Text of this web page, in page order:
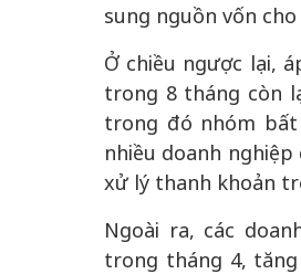
sung nguồn vốn
Ở chiều ngược lại,
trong 8 tháng còn
trong đó nhóm
nhiều doanh
xử lý thanh khoản
Ngoài ra, các
trong tháng 4,